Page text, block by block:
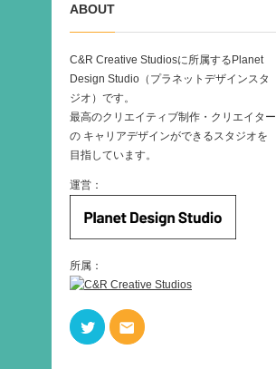
ABOUT
C&R Creative Studiosに所属するPlanet
Design Studio（プラネットデザインスタ
ジオ）です。
最高のクリエイティブ制作・クリエイター
の キャリアデザインができるスタジオを
目指しています。
運営：
所属：
Twitter